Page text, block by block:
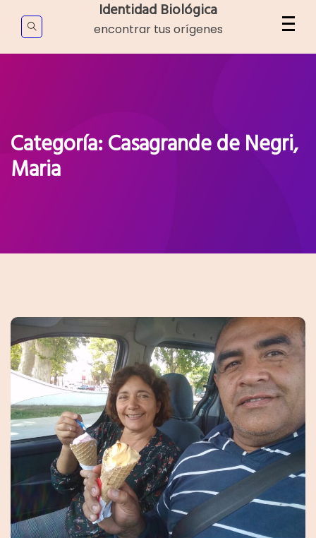
content
Identidad Biológica
encontrar tus orígenes
Categoría:Casagrande de Negri,
Maria